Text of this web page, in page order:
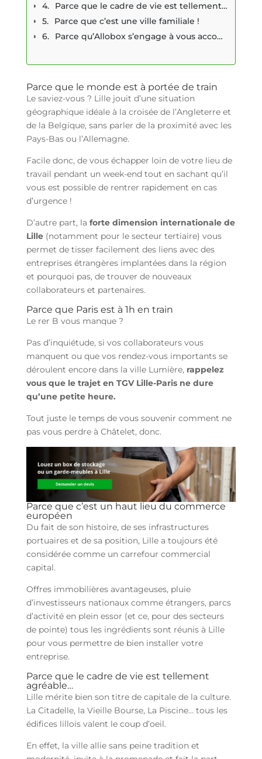
Parce que le cadre de vie est tellement agréable...
Parce que c’est une ville familiale !
Parce qu’Allobox s’engage à vous accompagner
Parce que le monde est à portée de train
Le saviez-vous ? Lille jouit d’une situation
géographique idéale à la croisée de l’Angleterre et
de la Belgique, sans parler de la proximité avec les
Pays-Bas ou l’Allemagne.
Facile donc, de vous échapper loin de votre lieu de
travail pendant un week-end tout en sachant qu’il
vous est possible de rentrer rapidement en cas
d’urgence !
D’autre part, la forte dimension internationale de
Lille (notamment pour le secteur tertiaire) vous
permet de tisser facilement des liens avec des
entreprises étrangères implantées dans la région
et pourquoi pas, de trouver de nouveaux
collaborateurs et partenaires.
Parce que Paris est à 1h en train
Le rer B vous manque ?
Pas d’inquiétude, si vos collaborateurs vous
manquent ou que vos rendez-vous importants se
déroulent encore dans la ville Lumière,rappelez
vous que le trajet en TGV Lille-Paris ne dure
qu’une petite heure.
Tout juste le temps de vous souvenir comment ne
pas vous perdre à Châtelet, donc.
Parce que c’est un haut lieu du commerce
européen
Du fait de son histoire, de ses infrastructures
portuaires et de sa position, Lille a toujours été
considérée comme un carrefour commercial
capital.
Offres immobilières avantageuses, pluie
d’investisseurs nationaux comme étrangers, parcs
d’activité en plein essor (et ce, pour des secteurs
de pointe) tous les ingrédients sont réunis à Lille
pour vous permettre de bien installer votre
entreprise.
Parce que le cadre de vie est tellement
agréable…
Lille mérite bien son titre de capitale de la culture.
La Citadelle, la Vieille Bourse, La Piscine… tous les
édifices lillois valent le coup d’oeil.
En effet, la ville allie sans peine tradition et